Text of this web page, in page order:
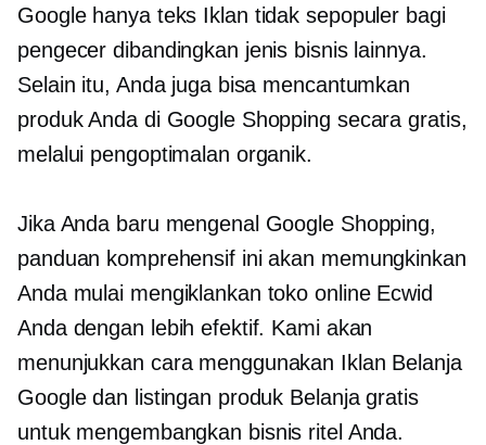
Google hanya teks Iklan tidak sepopuler bagi
pengecer dibandingkan jenis bisnis lainnya.
Selain itu, Anda juga bisa mencantumkan
produk Anda di Google Shopping secara gratis,
melalui pengoptimalan organik.
Jika Anda baru mengenal Google Shopping,
panduan komprehensif ini akan memungkinkan
Anda mulai mengiklankan toko online Ecwid
Anda dengan lebih efektif. Kami akan
menunjukkan cara menggunakan Iklan Belanja
Google dan listingan produk Belanja gratis
untuk mengembangkan bisnis ritel Anda.